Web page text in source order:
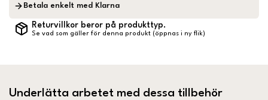
Betala enkelt med Klarna
Returvillkor beror på produkttyp.
Se vad som gäller för denna produkt (öppnas i ny flik)
Underlätta arbetet med dessa tillbehör